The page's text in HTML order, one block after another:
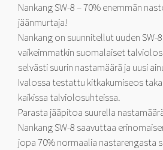
Nankang SW-8 – 70% enemmän
jäänmurtaja!
Nankang on suunnitellut uuden SW-
vaikeimmatkin suomalaiset
selvästi suurin nastamäärä ja uusi
Ivalossa testattu kitkakumiseos
kaikissa talviolosuhteissa.
Parasta jääpitoa suurella
Nankang SW-8 saavuttaa
jopa 70% normaalia nastarengasta